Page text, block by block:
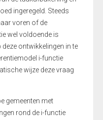
ingeregeld. Steeds
voren of de
wel voldoende is
ontwikkelingen in te
i-functie
wijze deze vraag
gemeenten met
rond de i-functie